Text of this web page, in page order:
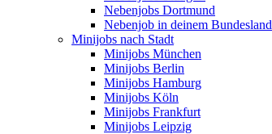
Nebenjobs Dortmund
Nebenjob in deinem Bundesland
Minijobs nach Stadt
Minijobs München
Minijobs Berlin
Minijobs Hamburg
Minijobs Köln
Minijobs Frankfurt
Minijobs Leipzig